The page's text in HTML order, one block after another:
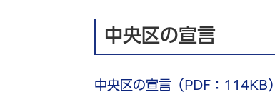
中央区の宣言
中央区の宣言（PDF：114KB）